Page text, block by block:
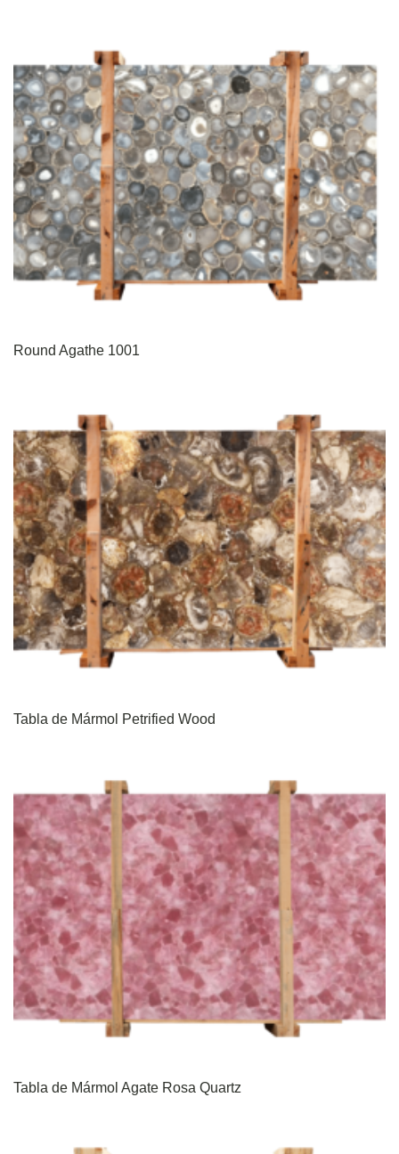
Round Agathe 1001
Tabla de Mármol Petrified Wood
Tabla de Mármol Agate Rosa Quartz